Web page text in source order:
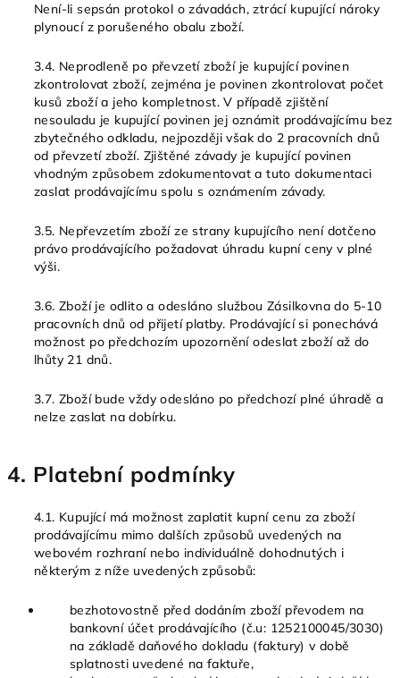
Není-li sepsán protokol o závadách, ztrácí kupující nároky
plynoucí z porušeného obalu zboží.
3.4. Neprodleně po převzetí zboží je kupující povinen
zkontrolovat zboží, zejména je povinen zkontrolovat počet
kusů zboží a jeho kompletnost. V případě zjištění
nesouladu je kupující povinen jej oznámit prodávajícímu bez
zbytečného odkladu, nejpozději však do 2 pracovních dnů
od převzetí zboží. Zjištěné závady je kupující povinen
vhodným způsobem zdokumentovat a tuto dokumentaci
zaslat prodávajícímu spolu s oznámením závady.
3.5. Nepřevzetím zboží ze strany kupujícího není dotčeno
právo prodávajícího požadovat úhradu kupní ceny v plné
výši.
3.6. Zboží je odlito a odesláno službou Zásilkovna do 5-10
pracovních dnů od přijetí platby. Prodávající si ponechává
možnost po předchozím upozornění odeslat zboží až do
lhůty 21 dnů.
3.7. Zboží bude vždy odesláno po předchozí plné úhradě a
nelze zaslat na dobírku.
4. Platební podmínky
4.1. Kupující má možnost zaplatit kupní cenu za zboží
prodávajícímu mimo dalších způsobů uvedených na
webovém rozhraní nebo individuálně dohodnutých i
některým z níže uvedených způsobů:
bezhotovostně před dodáním zboží převodem na
bankovní účet prodávajícího (č.u: 1252100045/3030)
na základě daňového dokladu (faktury) v době
splatnosti uvedené na faktuře,